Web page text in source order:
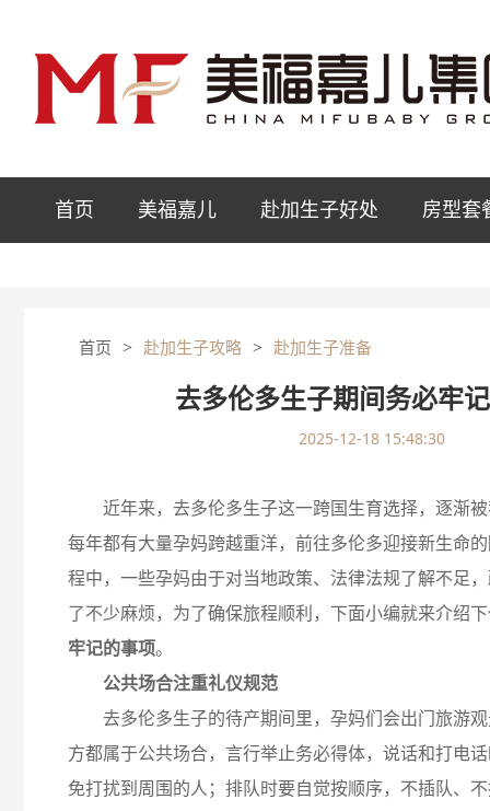
首页 美福嘉儿 赴加生子好处 房型套
首页 > 赴加生子攻略 > 赴加生子准备
去多伦多生子期间务必牢
2025-12-18 15:48:30
近年来，去多伦多生子这一跨国生育选择，逐渐被
每年都有大量孕妈跨越重洋，前往多伦多迎接新生命
程中，一些孕妈由于对当地政策、法律法规了解不足
了不少麻烦，为了确保旅程顺利，下面小编就来介绍下
牢记的事项。
公共场合注重礼仪规范
去多伦多生子的待产期间里，孕妈们会出门旅游观
方都属于公共场合，言行举止务必得体，说话和打电
免打扰到周围的人；排队时要自觉按顺序，不插队、